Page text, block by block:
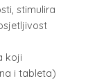
stimulira
koji
i tableta)